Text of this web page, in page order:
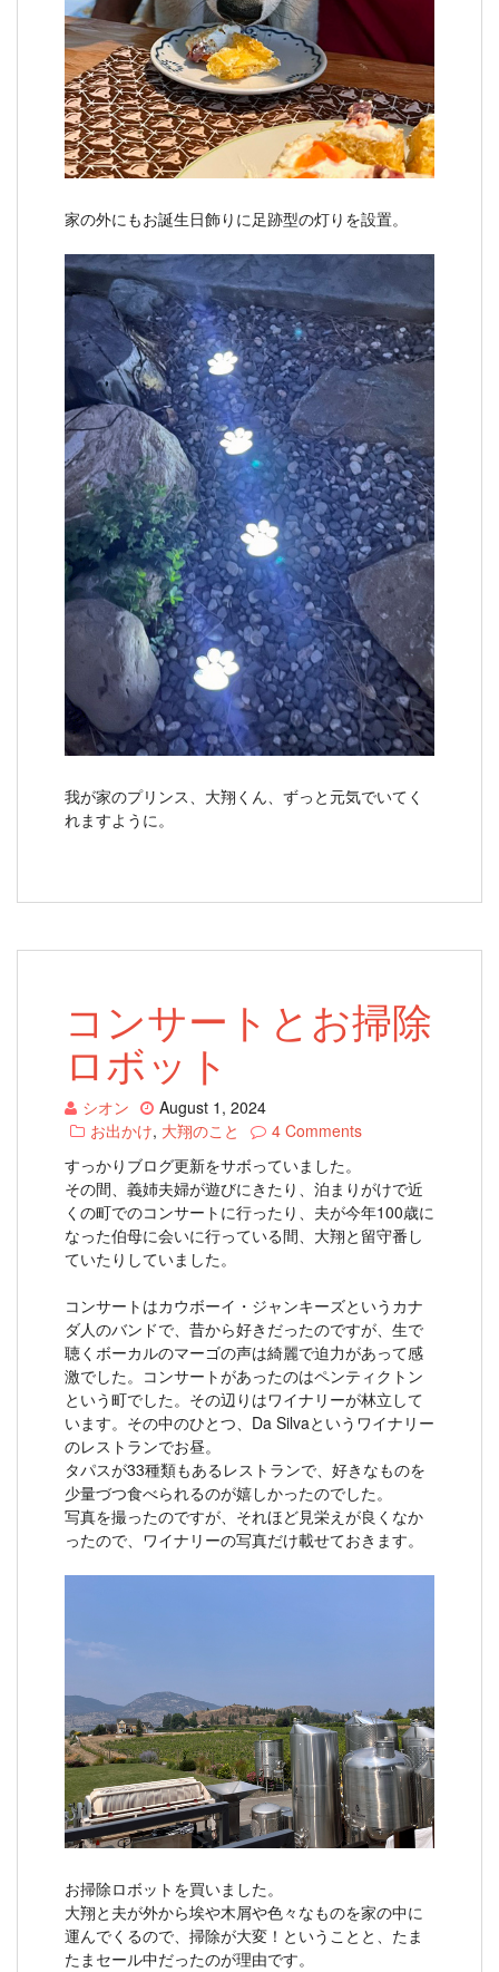
家の外にもお誕生日飾りに足跡型の灯りを設置。
我が家のプリンス、大翔くん、ずっと元気でいてく
れますように。
コンサートとお掃除
ロボット
シオン
August 1, 2024
お出かけ, 大翔のこと
4 Comments
すっかりブログ更新をサボっていました。
その間、義姉夫婦が遊びにきたり、泊まりがけで近
くの町でのコンサートに行ったり、夫が今年100歳に
なった伯母に会いに行っている間、大翔と留守番し
ていたりしていました。
コンサートはカウボーイ・ジャンキーズというカナ
ダ人のバンドで、昔から好きだったのですが、生で
聴くボーカルのマーゴの声は綺麗で迫力があって感
激でした。コンサートがあったのはペンティクトン
という町でした。その辺りはワイナリーが林立して
います。その中のひとつ、Da Silvaというワイナリー
のレストランでお昼。
タパスが33種類もあるレストランで、好きなものを
少量づつ食べられるのが嬉しかったのでした。
写真を撮ったのですが、それほど見栄えが良くなか
ったので、ワイナリーの写真だけ載せておきます。
お掃除ロボットを買いました。
大翔と夫が外から埃や木屑や色々なものを家の中に
運んでくるので、掃除が大変！ということと、たま
たまセール中だったのが理由です。